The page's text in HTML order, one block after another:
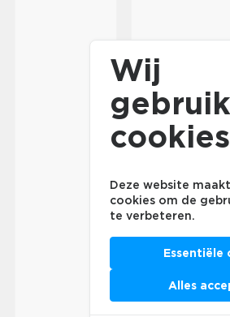
Wij
cookies
Deze website
cookies om de
te verbeteren.
Essentiële
Alles